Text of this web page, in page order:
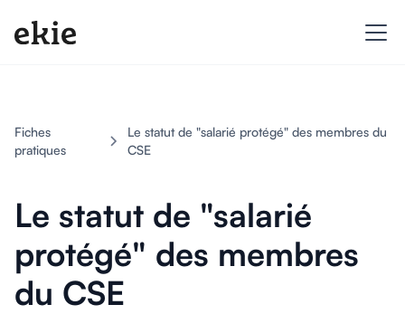
Fiches
pratiques
Le statut de "salarié protégé" des membres du
CSE
Le statut de "salarié
protégé" des membres
du CSE